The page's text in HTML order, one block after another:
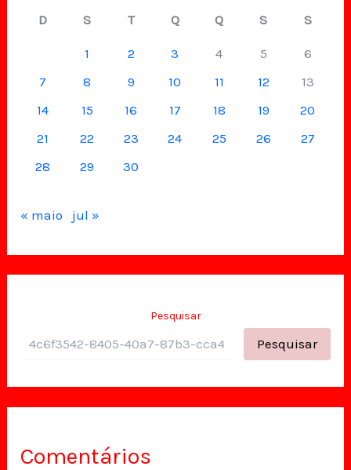
D S T Q Q S S
1 2 3 4 5
6
7
8 9 10 11 12
13
14
15 16 17 18 19
20
21
22 23 24 25 26
27
28
29 30
« maio jul »
Pesquisar
Pesquisar
Comentários